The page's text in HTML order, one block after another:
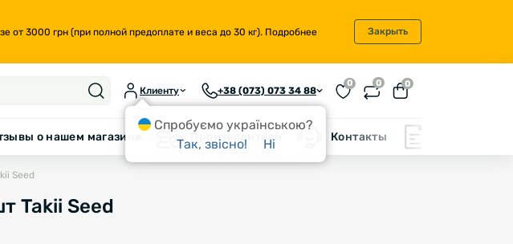
от 3000 грн (при полной предоплате и веса до 30 кг). Подробнее Закрыть
Клиенту +38 (073) 073 34 88
0 0 0
о нашем магазине Производители Контакты
Seed
Takii Seed
Спробуємо українською?
Так, звісно!
Ні